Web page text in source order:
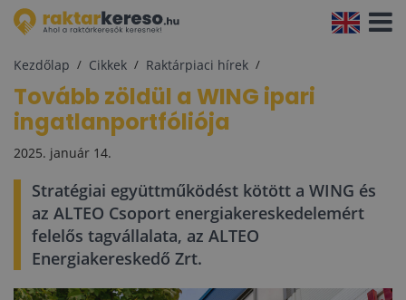
Kezdőlap Cikkek Raktárpiaci hírek
Tovább zöldül a WING ipari
ingatlanportfóliója
2025. január 14.
Stratégiai együttműködést kötött a WING és
az ALTEO Csoport energiakereskedelemért
felelős tagvállalata, az ALTEO
Energiakereskedő Zrt.